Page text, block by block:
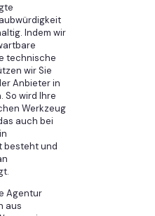
Indem wir
technische
wir Sie
Anbieter in
So wird Ihre
Werkzeug
auch bei
besteht und
Agentur
aus